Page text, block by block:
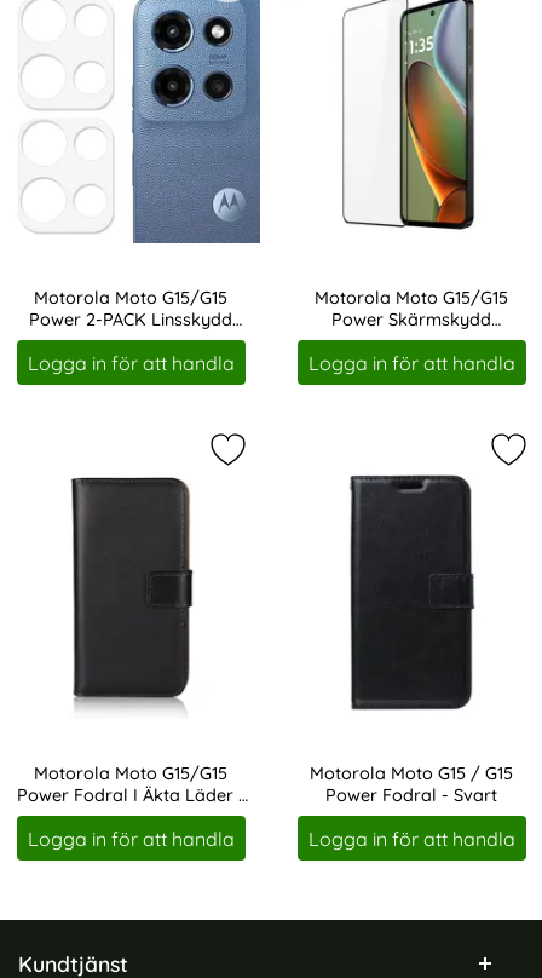
Motorola Moto G15/G15
Power 2-PACK Linsskydd
Härdat Glas
Art. nr 245296
Logga in för att handla
Motorola Moto G15/G15
Power Skärmskydd
Heltäckande Härdat Glas
Art. nr 245309
Logga in för att handla
Motorola Moto G15/G15
Power Fodral I Äkta Läder -
Svart
Art. nr 246023
Logga in för att handla
Markera motorola Moto G15/G15
Motorola Moto G15 / G15
Power Fodral - Svart
Art. nr 246638
Logga in för att handla
Sidfot Blandad info och länkar
Kundtjänst